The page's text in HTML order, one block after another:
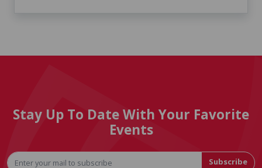
Stay Up To Date With Your Favorite
Events
Subscribe